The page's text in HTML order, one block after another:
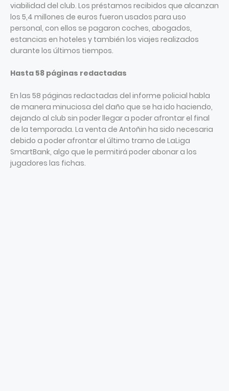
viabilidad del club. Los préstamos recibidos que alcanzan
los 5,4 millones de euros fueron usados para uso
personal, con ellos se pagaron coches, abogados,
estancias en hoteles y también los viajes realizados
durante los últimos tiempos.
Hasta 58 páginas redactadas
En las 58 páginas redactadas del informe policial habla
de manera minuciosa del daño que se ha ido haciendo,
dejando al club sin poder llegar a poder afrontar el final
de la temporada. La venta de Antoñin ha sido necesaria
debido a poder afrontar el último tramo de LaLiga
SmartBank, algo que le permitirá poder abonar a los
jugadores las fichas.